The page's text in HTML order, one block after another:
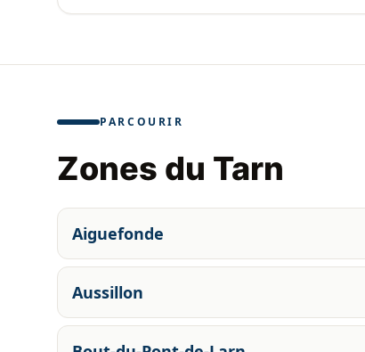
PARCOURIR
Zones du Tarn
Aiguefonde
Aussillon